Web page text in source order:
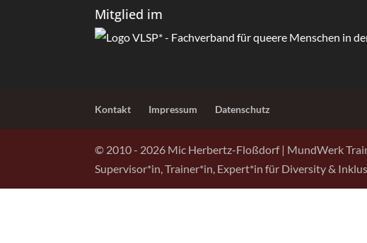
Mitglied im
Kontakt Impressum Datenschutz
© 2010 - 2026 Mic Herbertz-Floßdorf | MundWerk
Supervisor*in, Trainer*in, Expert*in für Diversity &